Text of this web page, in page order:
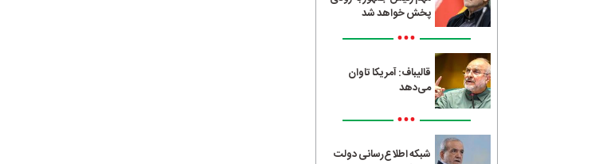
پخش خواهد شد
•••
قالیباف: آمریکا تاوان
می‌دهد
•••
شبکه اطلاع‌رسانی دولت